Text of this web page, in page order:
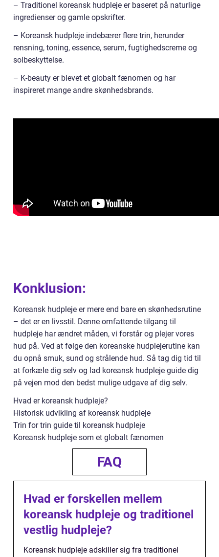
– Traditionel koreansk hudpleje er baseret på naturlige
ingredienser og gamle opskrifter.
– Koreansk hudpleje indebærer flere trin, herunder
rensning, toning, essence, serum, fugtighedscreme og
solbeskyttelse.
– K-beauty er blevet et globalt fænomen og har
inspireret mange andre skønhedsbrands.
Konklusion:
Koreansk hudpleje er mere end bare en skønhedsrutine
– det er en livsstil. Denne omfattende tilgang til
hudpleje har ændret måden, vi forstår og plejer vores
hud på. Ved at følge den koreanske hudplejerutine kan
du opnå smuk, sund og strålende hud. Så tag dig tid til
at forkæle dig selv og lad koreansk hudpleje guide dig
på vejen mod den bedst mulige udgave af dig selv.
Hvad er koreansk hudpleje?
Historisk udvikling af koreansk hudpleje
Trin for trin guide til koreansk hudpleje
Koreansk hudpleje som et globalt fænomen
FAQ
Hvad er forskellen mellem
koreansk hudpleje og traditionel
vestlig hudpleje?
Koreansk hudpleje adskiller sig fra traditionel